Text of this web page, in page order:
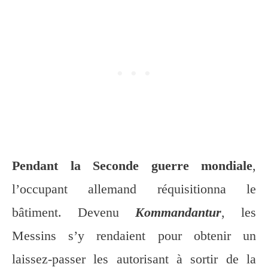
Pendant la Seconde guerre mondiale,
l’occupant allemand réquisitionna le
bâtiment. Devenu Kommandantur, les
Messins s’y rendaient pour obtenir un
laissez-passer les autorisant à sortir de la